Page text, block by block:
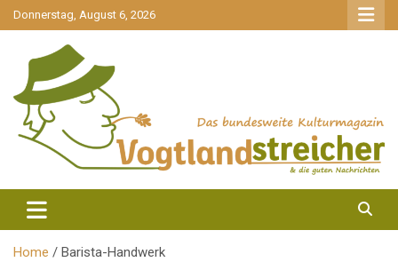
gehe
zum
Donnerstag, August 6, 2026
Vogtlandstreicher
Home Barista-Handwerk